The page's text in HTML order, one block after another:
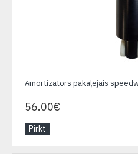
Amortizators pakaļējais
56.00€
Pirkt